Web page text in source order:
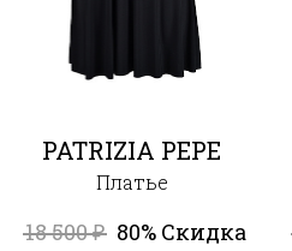
PATRIZIA PEPE
Платье
18 500₽ 80% Скидка